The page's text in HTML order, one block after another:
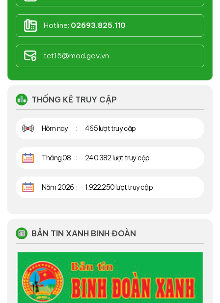
Hotline: 02693.825.110
tct15@mod.gov.vn
THỐNG KÊ TRUY CẬP
Hôm nay 465 lượt truy cập
Tháng 08 240.382 lượt truy cập
Năm 2026 1.922.250 lượt truy cập
BẢN TIN XANH BINH ĐOÀN